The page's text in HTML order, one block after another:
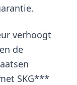
verhoogt
de
SKG***